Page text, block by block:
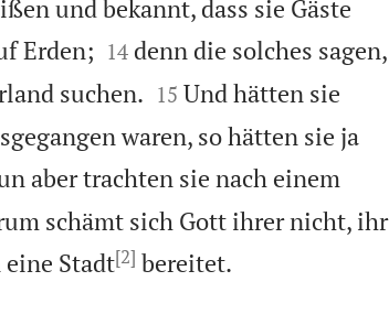
und bekannt, dass sie Gäste
Erden;
14 denn die solches sagen,
suchen.
15 Und hätten sie
waren, so hätten sie ja
aber trachten sie nach einem
schämt sich Gott ihrer nicht, ihr
Stadt[2] bereitet.